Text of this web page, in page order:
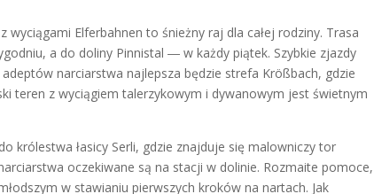
Elferbahnen to śnieżny raj dla całej rodziny. Trasa
a do doliny Pinnistal ― w każdy piątek. Szybkie zjazdy
narciarstwa najlepsza będzie strefa Krößbach, gdzie
teren z wyciągiem talerzykowym i dywanowym jest świetnym
królestwa łasicy Serli, gdzie znajduje się malowniczy tor
oczekiwane są na stacji w dolinie. Rozmaite pomoce,
w stawianiu pierwszych kroków na nartach. Jak